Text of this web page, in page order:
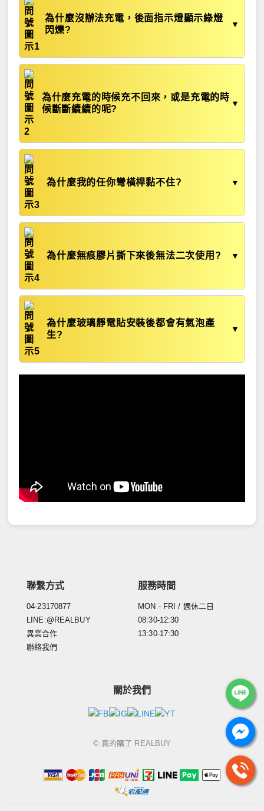
為什麼沒辦法充電，後面指示燈顯示綠燈
閃爍?
▼
為什麼充電的時候充不回來，或是充電的時
候斷斷續續的呢?
▼
為什麼我的任你彎橫桿黏不住? ▼
為什麼無痕膠片撕下來後無法二次使用? ▼
為什麼玻璃靜電貼安裝後都會有氣泡產
生?
▼
聯繫方式
04-23170877
LINE:@REALBUY
異業合作
聯絡我們
服務時間
MON - FRI / 週休二日
08:30-12:30
13:30-17:30
關於我們
© 真的購了 REALBUY